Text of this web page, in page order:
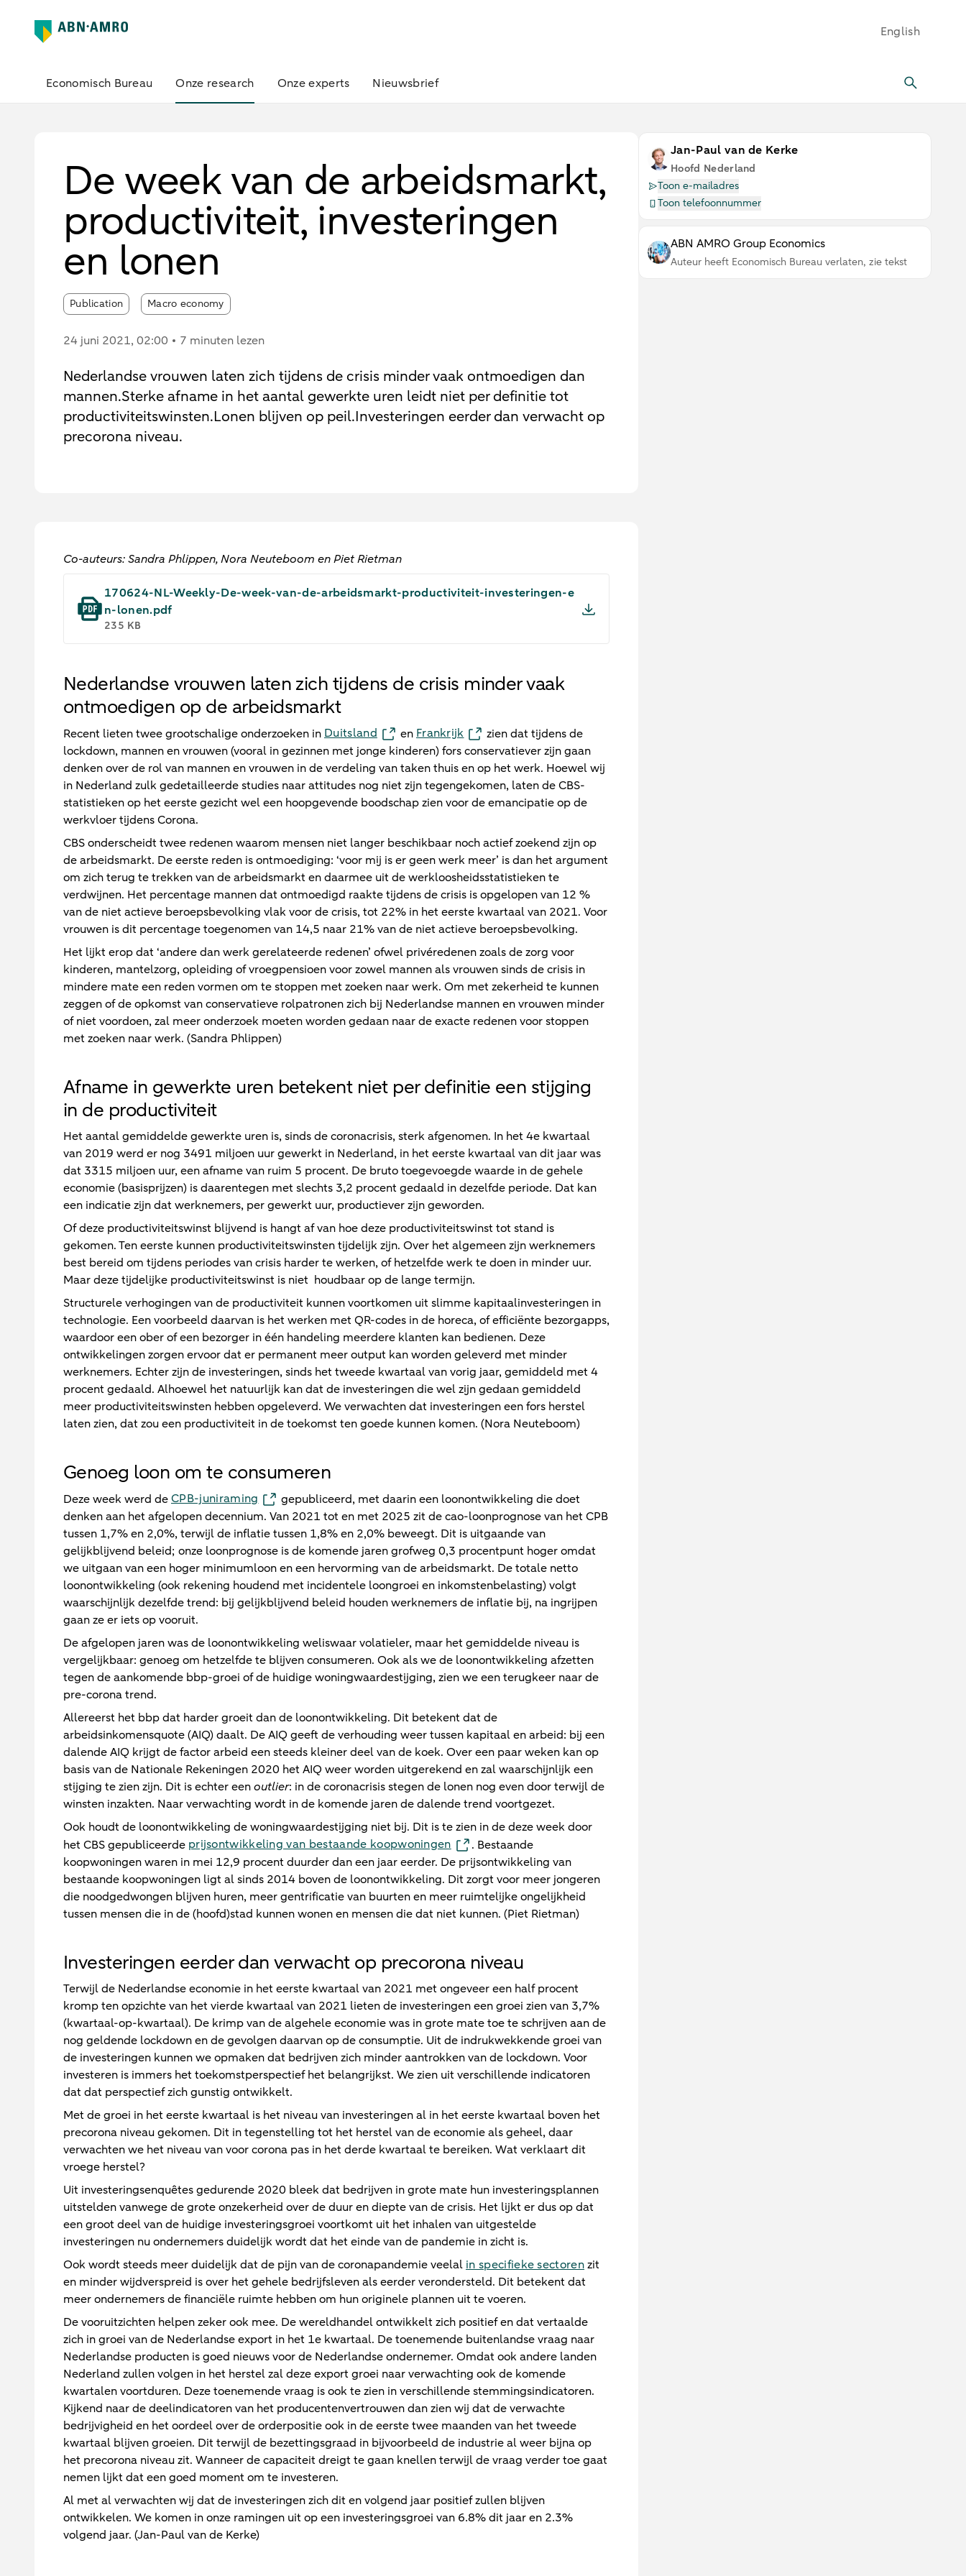
English
Economisch Bureau Onze research Onze experts Nieuwsbrief
De week van de arbeidsmarkt,
productiviteit, investeringen
en lonen
Publication Macro economy
24 juni 2021, 02:00 7 minuten lezen
Nederlandse vrouwen laten zich tijdens de crisis minder vaak ontmoedigen dan
mannen.Sterke afname in het aantal gewerkte uren leidt niet per definitie tot
productiviteitswinsten.Lonen blijven op peil.Investeringen eerder dan verwacht op
precorona niveau.
Co-auteurs: Sandra Phlippen, Nora Neuteboom en Piet Rietman
170624-NL-Weekly-De-week-van-de-arbeidsmarkt-productiviteit-investeringen-e
n-lonen.pdf
235 KB
Nederlandse vrouwen laten zich tijdens de crisis minder vaak
ontmoedigen op de arbeidsmarkt
Recent lieten twee grootschalige onderzoeken in Duitsland en Frankrijk
zien dat tijdens de
lockdown, mannen en vrouwen (vooral in gezinnen met jonge kinderen) fors conservatiever zijn gaan
denken over de rol van mannen en vrouwen in de verdeling van taken thuis en op het werk. Hoewel wij
in Nederland zulk gedetailleerde studies naar attitudes nog niet zijn tegengekomen, laten de CBS-
statistieken op het eerste gezicht wel een hoopgevende boodschap zien voor de emancipatie op de
werkvloer tijdens Corona.
CBS onderscheidt twee redenen waarom mensen niet langer beschikbaar noch actief zoekend zijn op
de arbeidsmarkt. De eerste reden is ontmoediging: ‘voor mij is er geen werk meer’ is dan het argument
om zich terug te trekken van de arbeidsmarkt en daarmee uit de werkloosheidsstatistieken te
verdwijnen. Het percentage mannen dat ontmoedigd raakte tijdens de crisis is opgelopen van 12 %
van de niet actieve beroepsbevolking vlak voor de crisis, tot 22% in het eerste kwartaal van 2021. Voor
vrouwen is dit percentage toegenomen van 14,5 naar 21% van de niet actieve beroepsbevolking.
Het lijkt erop dat ‘andere dan werk gerelateerde redenen’ ofwel privéredenen zoals de zorg voor
kinderen, mantelzorg, opleiding of vroegpensioen voor zowel mannen als vrouwen sinds de crisis in
mindere mate een reden vormen om te stoppen met zoeken naar werk. Om met zekerheid te kunnen
zeggen of de opkomst van conservatieve rolpatronen zich bij Nederlandse mannen en vrouwen minder
of niet voordoen, zal meer onderzoek moeten worden gedaan naar de exacte redenen voor stoppen
met zoeken naar werk. (Sandra Phlippen)
Afname in gewerkte uren betekent niet per definitie een stijging
in de productiviteit
Het aantal gemiddelde gewerkte uren is, sinds de coronacrisis, sterk afgenomen. In het 4e kwartaal
van 2019 werd er nog 3491 miljoen uur gewerkt in Nederland, in het eerste kwartaal van dit jaar was
dat 3315 miljoen uur, een afname van ruim 5 procent. De bruto toegevoegde waarde in de gehele
economie (basisprijzen) is daarentegen met slechts 3,2 procent gedaald in dezelfde periode. Dat kan
een indicatie zijn dat werknemers, per gewerkt uur, productiever zijn geworden.
Of deze productiviteitswinst blijvend is hangt af van hoe deze productiviteitswinst tot stand is
gekomen. Ten eerste kunnen productiviteitswinsten tijdelijk zijn. Over het algemeen zijn werknemers
best bereid om tijdens periodes van crisis harder te werken, of hetzelfde werk te doen in minder uur.
Maar deze tijdelijke productiviteitswinst is niet houdbaar op de lange termijn.
Structurele verhogingen van de productiviteit kunnen voortkomen uit slimme kapitaalinvesteringen in
technologie. Een voorbeeld daarvan is het werken met QR-codes in de horeca, of efficiënte bezorgapps,
waardoor een ober of een bezorger in één handeling meerdere klanten kan bedienen. Deze
ontwikkelingen zorgen ervoor dat er permanent meer output kan worden geleverd met minder
werknemers. Echter zijn de investeringen, sinds het tweede kwartaal van vorig jaar, gemiddeld met 4
procent gedaald. Alhoewel het natuurlijk kan dat de investeringen die wel zijn gedaan gemiddeld
meer productiviteitswinsten hebben opgeleverd. We verwachten dat investeringen een fors herstel
laten zien, dat zou een productiviteit in de toekomst ten goede kunnen komen. (Nora Neuteboom)
Genoeg loon om te consumeren
Deze week werd deCPB-juniraming
gepubliceerd, met daarin een loonontwikkeling die doet
denken aan het afgelopen decennium. Van 2021 tot en met 2025 zit de cao-loonprognose van het CPB
tussen 1,7% en 2,0%, terwijl de inflatie tussen 1,8% en 2,0% beweegt. Dit is uitgaande van
gelijkblijvend beleid; onze loonprognose is de komende jaren grofweg 0,3 procentpunt hoger omdat
we uitgaan van een hoger minimumloon en een hervorming van de arbeidsmarkt. De totale netto
loonontwikkeling (ook rekening houdend met incidentele loongroei en inkomstenbelasting) volgt
waarschijnlijk dezelfde trend: bij gelijkblijvend beleid houden werknemers de inflatie bij, na ingrijpen
gaan ze er iets op vooruit.
De afgelopen jaren was de loonontwikkeling weliswaar volatieler, maar het gemiddelde niveau is
vergelijkbaar: genoeg om hetzelfde te blijven consumeren. Ook als we de loonontwikkeling afzetten
tegen de aankomende bbp-groei of de huidige woningwaardestijging, zien we een terugkeer naar de
pre-corona trend.
Allereerst het bbp dat harder groeit dan de loonontwikkeling. Dit betekent dat de
arbeidsinkomensquote (AIQ) daalt. De AIQ geeft de verhouding weer tussen kapitaal en arbeid: bij een
dalende AIQ krijgt de factor arbeid een steeds kleiner deel van de koek. Over een paar weken kan op
basis van de Nationale Rekeningen 2020 het AIQ weer worden uitgerekend en zal waarschijnlijk een
stijging te zien zijn. Dit is echter eenoutlier: in de coronacrisis stegen de lonen nog even door terwijl de
winsten inzakten. Naar verwachting wordt in de komende jaren de dalende trend voortgezet.
Ook houdt de loonontwikkeling de woningwaardestijging niet bij. Dit is te zien in de deze week door
het CBS gepubliceerde prijsontwikkeling van bestaande koopwoningen
. Bestaande
koopwoningen waren in mei 12,9 procent duurder dan een jaar eerder. De prijsontwikkeling van
bestaande koopwoningen ligt al sinds 2014 boven de loonontwikkeling. Dit zorgt voor meer jongeren
die noodgedwongen blijven huren, meer gentrificatie van buurten en meer ruimtelijke ongelijkheid
tussen mensen die in de (hoofd)stad kunnen wonen en mensen die dat niet kunnen. (Piet Rietman)
Investeringen eerder dan verwacht op precorona niveau
Terwijl de Nederlandse economie in het eerste kwartaal van 2021 met ongeveer een half procent
kromp ten opzichte van het vierde kwartaal van 2021 lieten de investeringen een groei zien van 3,7%
(kwartaal-op-kwartaal). De krimp van de algehele economie was in grote mate toe te schrijven aan de
nog geldende lockdown en de gevolgen daarvan op de consumptie. Uit de indrukwekkende groei van
de investeringen kunnen we opmaken dat bedrijven zich minder aantrokken van de lockdown. Voor
investeren is immers het toekomstperspectief het belangrijkst. We zien uit verschillende indicatoren
dat dat perspectief zich gunstig ontwikkelt.
Met de groei in het eerste kwartaal is het niveau van investeringen al in het eerste kwartaal boven het
precorona niveau gekomen. Dit in tegenstelling tot het herstel van de economie als geheel, daar
verwachten we het niveau van voor corona pas in het derde kwartaal te bereiken. Wat verklaart dit
vroege herstel?
Uit investeringsenquêtes gedurende 2020 bleek dat bedrijven in grote mate hun investeringsplannen
uitstelden vanwege de grote onzekerheid over de duur en diepte van de crisis. Het lijkt er dus op dat
een groot deel van de huidige investeringsgroei voortkomt uit het inhalen van uitgestelde
investeringen nu ondernemers duidelijk wordt dat het einde van de pandemie in zicht is.
Ook wordt steeds meer duidelijk dat de pijn van de coronapandemie veelal in specifieke sectorenzit
en minder wijdverspreid is over het gehele bedrijfsleven als eerder verondersteld. Dit betekent dat
meer ondernemers de financiële ruimte hebben om hun originele plannen uit te voeren.
De vooruitzichten helpen zeker ook mee. De wereldhandel ontwikkelt zich positief en dat vertaalde
zich in groei van de Nederlandse export in het 1e kwartaal. De toenemende buitenlandse vraag naar
Nederlandse producten is goed nieuws voor de Nederlandse ondernemer. Omdat ook andere landen
Nederland zullen volgen in het herstel zal deze export groei naar verwachting ook de komende
kwartalen voortduren. Deze toenemende vraag is ook te zien in verschillende stemmingsindicatoren.
Kijkend naar de deelindicatoren van het producentenvertrouwen dan zien wij dat de verwachte
bedrijvigheid en het oordeel over de orderpositie ook in de eerste twee maanden van het tweede
kwartaal blijven groeien. Dit terwijl de bezettingsgraad in bijvoorbeeld de industrie al weer bijna op
het precorona niveau zit. Wanneer de capaciteit dreigt te gaan knellen terwijl de vraag verder toe gaat
nemen lijkt dat een goed moment om te investeren.
Al met al verwachten wij dat de investeringen zich dit en volgend jaar positief zullen blijven
ontwikkelen. We komen in onze ramingen uit op een investeringsgroei van 6.8% dit jaar en 2.3%
volgend jaar. (Jan-Paul van de Kerke)
Jan-Paul van de Kerke
Hoofd Nederland
Toon e-mailadres
Toon telefoonnummer
ABN AMRO Group Economics
Auteur heeft Economisch Bureau verlaten, zie tekst